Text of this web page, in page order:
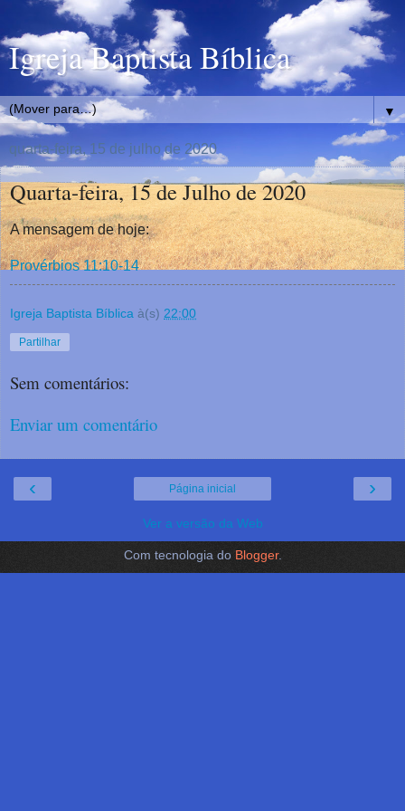
Igreja Baptista Bíblica
▼
quarta-feira, 15 de julho de 2020
Quarta-feira, 15 de Julho de 2020
A mensagem de hoje:
Provérbios 11:10-14
Igreja Baptista Bíblica à(s) 22:00
Partilhar
Sem comentários:
Enviar um comentário
‹ ›
Página inicial
Ver a versão da Web
Com tecnologia do Blogger.